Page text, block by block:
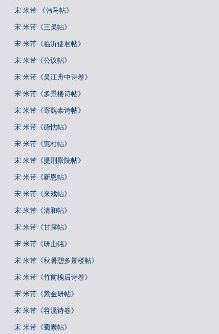
宋 米芾 《韩马帖》
宋 米芾《三吴帖》
宋 米芾《临沂使君帖》
宋 米芾《公议帖》
宋 米芾《吴江舟中诗卷》
宋 米芾《多景楼诗帖》
宋 米芾《寄魏泰诗帖》
宋 米芾《德忱帖》
宋 米芾《惠柑帖》
宋 米芾《提刑殿院帖》
宋 米芾《新恩帖》
宋 米芾《来戏帖》
宋 米芾《清和帖》
宋 米芾《甘露帖》
宋 米芾《研山铭》
宋 米芾《秋暑憩多景楼帖》
宋 米芾《竹前槐后诗卷》
宋 米芾《紫金研帖》
宋 米芾《苕溪诗卷》
宋 米芾《蜀素帖》